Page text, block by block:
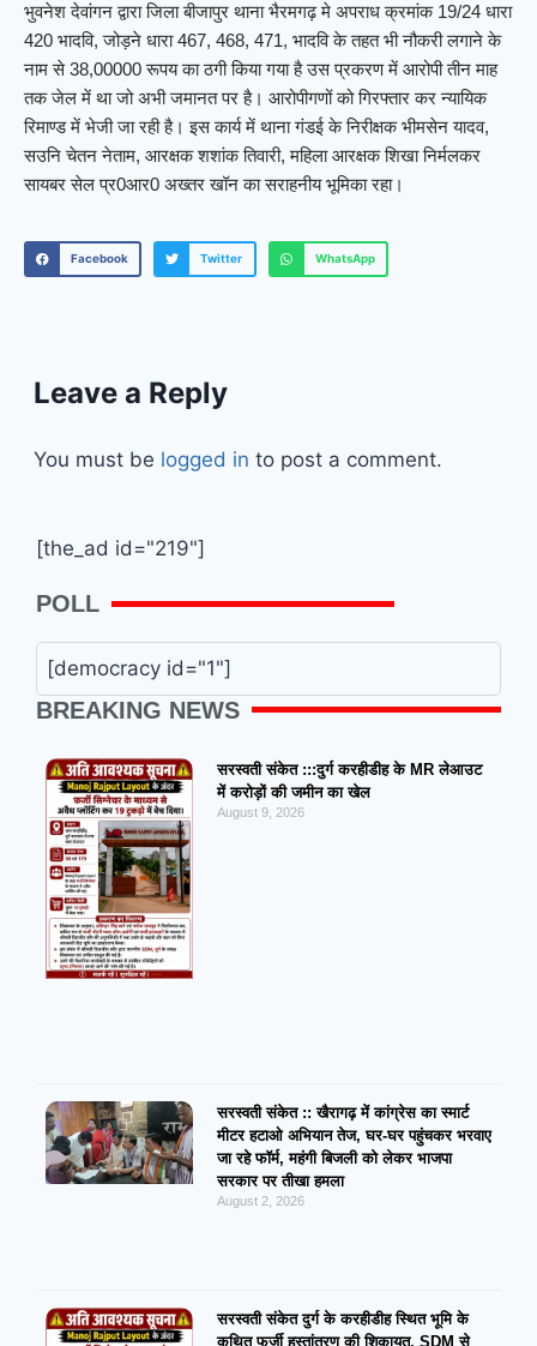
भुवनेश देवांगन द्वारा जिला बीजापुर थाना भैरमगढ़ मे अपराध क्रमांक 19/24 धारा
420 भादवि, जोड़ने धारा 467, 468, 471, भादवि के तहत भी नौकरी लगाने के
नाम से 38,00000 रूपय का ठगी किया गया है उस प्रकरण में आरोपी तीन माह
तक जेल में था जो अभी जमानत पर है। आरोपीगणों को गिरफ्तार कर न्यायिक
रिमाण्ड में भेजी जा रही है। इस कार्य में थाना गंडई के निरीक्षक भीमसेन यादव,
सउनि चेतन नेताम, आरक्षक शशांक तिवारी, महिला आरक्षक शिखा निर्मलकर
सायबर सेल प्र0आर0 अख्तर खॉन का सराहनीय भूमिका रहा।
Facebook Twitter WhatsApp
Leave a Reply
You must be logged in to post a comment.
[the_ad id="219"]
POLL
[democracy id="1"]
BREAKING NEWS
सरस्वती संकेत :::दुर्ग करहीडीह के MR लेआउट
में करोड़ों की जमीन का खेल
August 9, 2026
सरस्वती संकेत :: खैरागढ़ में कांग्रेस का स्मार्ट
मीटर हटाओ अभियान तेज, घर-घर पहुंचकर भरवाए
जा रहे फॉर्म, महंगी बिजली को लेकर भाजपा
सरकार पर तीखा हमला
August 2, 2026
सरस्वती संकेत दुर्ग के करहीडीह स्थित भूमि के
कथित फर्जी हस्तांतरण की शिकायत, SDM से